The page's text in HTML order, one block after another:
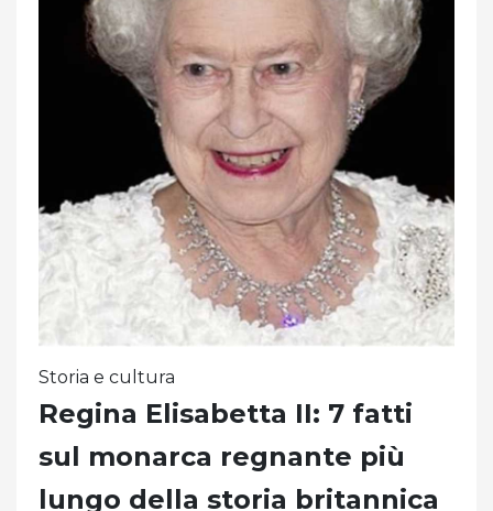
Storia e cultura
Regina Elisabetta II: 7 fatti
sul monarca regnante più
lungo della storia britannica